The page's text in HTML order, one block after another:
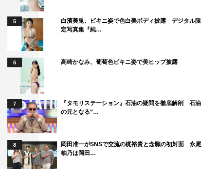
5
白濱美兎、ビキニ姿で色白美ボディ披露 デジタル限
定写真集『純…
6 高崎かなみ、葡萄色ビキニ姿で美ヒップ披露
7
『タモリステーション』石油の疑問を徹底解剖 石油
の元となる“…
8
岡田准一がSNSで交流の梶裕貴と念願の初対面 永尾
柚乃は岡田…